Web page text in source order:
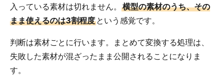
入っている素材は切れません。 横型の素材のうち、その
まま使えるのは3割程度 という感覚です。
判断は素材ごとに行います。まとめて変換する処理は、
失敗した素材が混ざったまま公開されることになりま
す。